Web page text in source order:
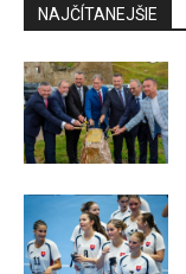
NAJČÍTANEJŠIE